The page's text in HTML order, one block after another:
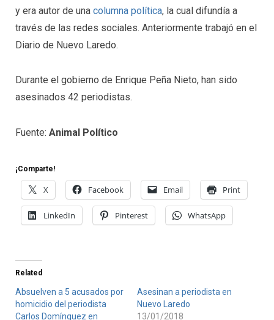
y era autor de una columna política, la cual difundía a
través de las redes sociales. Anteriormente trabajó en el
Diario de Nuevo Laredo.
Durante el gobierno de Enrique Peña Nieto, han sido
asesinados 42 periodistas.
Fuente: Animal Político
¡Comparte!
X Facebook Email Print
LinkedIn Pinterest WhatsApp
Related
Absuelven a 5 acusados por
homicidio del periodista
Carlos Domínguez en
Asesinan a periodista en
Nuevo Laredo
13/01/2018